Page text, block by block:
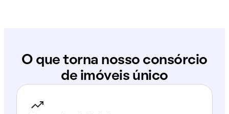
O que torna nosso consórcio
de imóveis único